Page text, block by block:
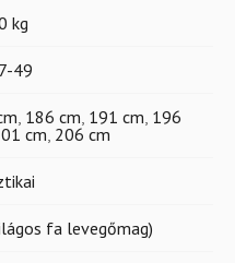
kg
49
, 186 cm, 191 cm, 196
cm, 206 cm
fa levegőmag)